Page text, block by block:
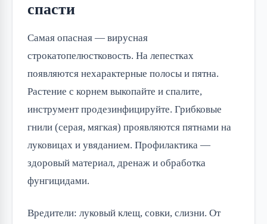
спасти
Самая опасная — вирусная
строкатопелюстковость. На лепестках
появляются нехарактерные полосы и пятна.
Растение с корнем выкопайте и спалите,
инструмент продезинфицируйте. Грибковые
гнили (серая, мягкая) проявляются пятнами на
луковицах и увяданием. Профилактика —
здоровый материал, дренаж и обработка
фунгицидами.
Вредители: луковый клещ, совки, слизни. От